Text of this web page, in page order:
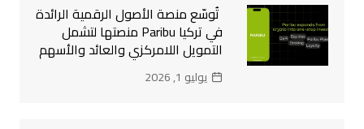
تُوسّع منصة الأصول الرقمية الرائدة
في تركيا Paribu منصتها لتشمل
التمويل اللامركزي والعائد والأسهم
يوليو 1, 2026